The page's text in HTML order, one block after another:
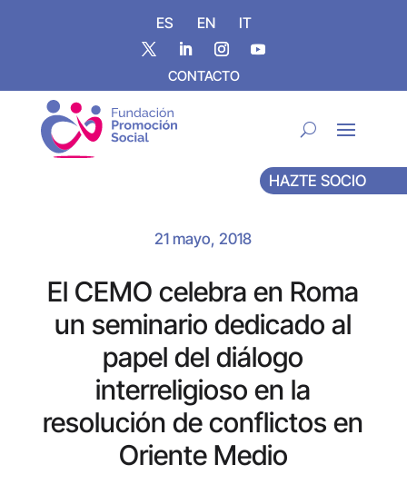
ES EN IT
CONTACTO
HAZTE SOCIO
21 mayo, 2018
El CEMO celebra en Roma
un seminario dedicado al
papel del diálogo
interreligioso en la
resolución de conflictos en
Oriente Medio